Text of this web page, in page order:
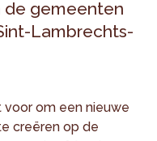
de gemeenten
Lambrechts-
voor om een nieuwe
creëren op de